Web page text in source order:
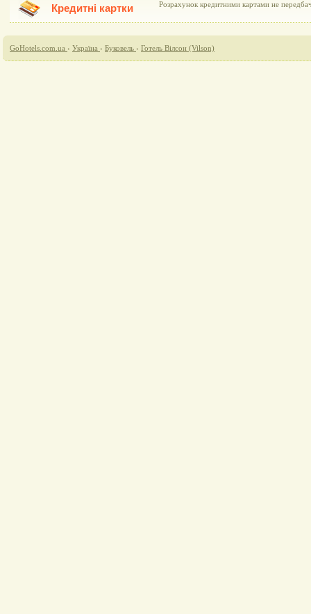
Кредитні картки Розрахунок кредитними картами не
GoHotels.com.ua › Україна › Буковель › Готель Вілсон (Vilson)